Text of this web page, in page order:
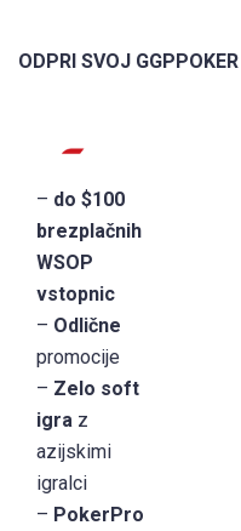
ODPRI SVOJ
– do $100
brezplačnih
WSOP
vstopnic
– Odlične
promocije
– Zelo soft
igra z
azijskimi
igralci
– PokerPro